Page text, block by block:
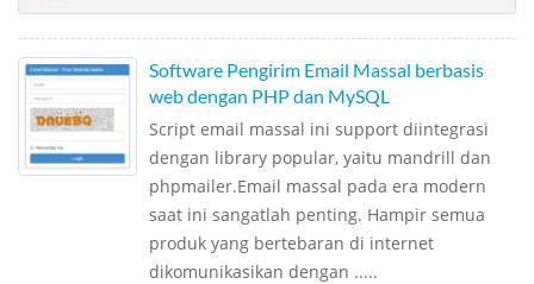
Software Pengirim Email Massal berbasis
web dengan PHP dan MySQL
Script email massal ini support diintegrasi
dengan library popular, yaitu mandrill dan
phpmailer.Email massal pada era modern
saat ini sangatlah penting. Hampir semua
produk yang bertebaran di internet
dikomunikasikan dengan .....